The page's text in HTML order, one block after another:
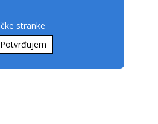
stranke
Potvrđujem